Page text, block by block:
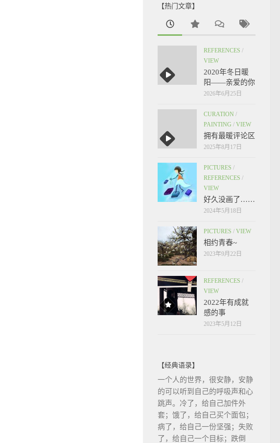
【热门文章】
REFERENCES /
VIEW
2020年冬日暖
阳——亲爱的你
2026年6月25日
CURATION /
PAINTING / VIEW
拥有最暖评论区
2025年8月17日
PICTURES /
REFERENCES /
VIEW
好久没画了……
2024年5月18日
PICTURES / VIEW
相约青春~
2023年9月22日
REFERENCES /
VIEW
2022年有成就
感的事
2023年5月12日
【经典语录】
一个人的世界，很安静，安静
的可以听到自己的呼吸声和心
跳声。冷了，给自己加件外
套；饿了，给自己买个面包；
病了，给自己一份坚强；失败
了，给自己一个目标；跌倒